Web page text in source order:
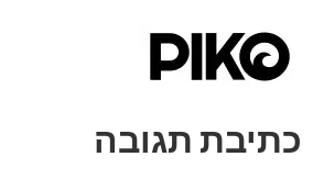
כתיבת תגובה